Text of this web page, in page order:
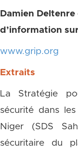
Damien
d’information
www.grip.org
Extraits
La Stratégie
sécurité dans
Niger (SDS
sécuritaire du